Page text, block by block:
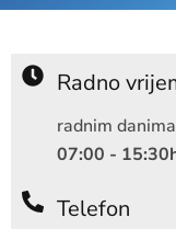
Radno
radnim danima
07:00 -
Telefon